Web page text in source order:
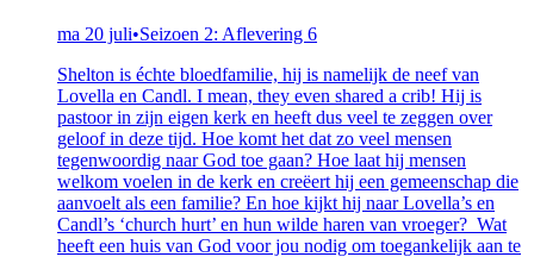
ma 20 juli•Seizoen 2: Aflevering 6
Shelton is échte bloedfamilie, hij is namelijk de neef van
Lovella en Candl. I mean, they even shared a crib! Hij is
pastoor in zijn eigen kerk en heeft dus veel te zeggen over
geloof in deze tijd. Hoe komt het dat zo veel mensen
tegenwoordig naar God toe gaan? Hoe laat hij mensen
welkom voelen in de kerk en creëert hij een gemeenschap die
aanvoelt als een familie? En hoe kijkt hij naar Lovella’s en
Candl’s ‘church hurt’ en hun wilde haren van vroeger? Wat
heeft een huis van God voor jou nodig om toegankelijk aan te